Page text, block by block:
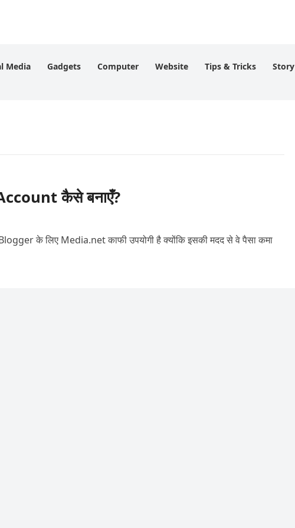
Media Gadgets Computer Website Tips & Tricks Story
कैसे बनाएँ?
के लिए Media.net काफी उपयोगी है क्योंकि इसकी मदद से वे पैसा कमा